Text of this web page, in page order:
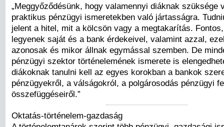
„Meggyőződésünk, hogy valamennyi diáknak szüksége
praktikus pénzügyi ismeretekben való jártasságra.
jelent a hitel, mit a kölcsön vagy a megtakarítás.
legyenek saját és a bank érdekeivel, valamint azzal,
azonosak és mikor állnak egymással szemben. De
pénzügyi szektor történelemének ismerete is
diákoknak tanulni kell az egyes korokban a bankok
pénzügyekről, a válságokról, a polgárosodás pénzügyi
összefüggéseiről.”
Oktatás-történelem-gazdaság